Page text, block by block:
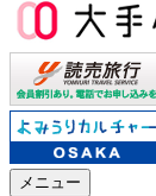
メニュー